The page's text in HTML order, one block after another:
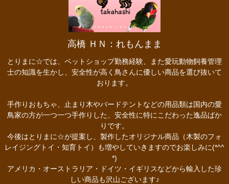
高橋 ＨＮ：れもんまま
とりまに☆では、ペットショップ勤務経験、また愛玩動物飼養管理
士の知識を生かし、安全性が高く鳥さんに優しい商品を選び抜いて
おります。
手作りおもちゃ、止まり木やバードテントなどの用品類は国内の愛
鳥家の方が一つ一つ手作りした、安全性に特にこだわった逸品ばか
りです。
今後はとりまに☆が提案し、製作したオリジナル商品（木製のフォ
レイジングトイ・知育トイ）も増やしていきますのでお楽しみに(*^^
*)
アメリカ・オーストラリア・ドイツ・イギリスなどから輸入した珍
しい商品も沢山ございます♪